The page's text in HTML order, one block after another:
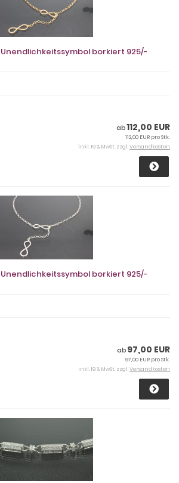
Unendlichkeitssymbol borkiert 925/-
ab112,00 EUR
112,00 EUR pro Stk.
inkl. 19 % MwSt. zzgl.Versandkosten
Unendlichkeitssymbol borkiert 925/-
ab 97,00 EUR
97,00 EUR pro Stk.
inkl. 19 % MwSt. zzgl.Versandkosten